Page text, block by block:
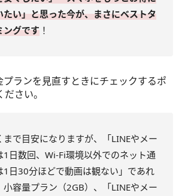
たい」と思った今が、まさにベストタ
ングです ！
ランを見直すときにチェックするポ
さい。
まで目安になりますが、「LINEやメー
1日数回、Wi-Fi環境以外でのネット通
1日30分ほどで動画は観ない」であれ
小容量プラン（2GB）、「LINEやメー